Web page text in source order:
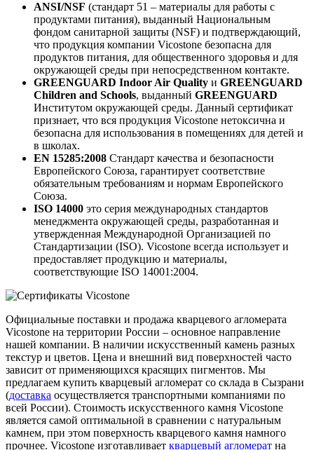
ANSI/NSF (стандарт 51 – материалы для работы с
продуктами питания), выданный Национальным
фондом санитарной защиты (NSF) и подтверждающий,
что продукция компании Vicostone безопасна для
продуктов питания, для общественного здоровья и для
окружающей среды при непосредственном контакте.
GREENGUARD Indoor Air Quality и GREENGUARD
Children and Schools, выданный GREENGUARD
Институтом окружающей среды. Данный сертификат
признает, что вся продукция Vicostone нетоксична и
безопасна для использования в помещениях для детей и
в школах.
EN 15285:2008 Стандарт качества и безопасности
Европейского Союза, гарантирует соответствие
обязательным требованиям и нормам Европейского
Союза.
ISO 14000 это серия международных стандартов
менеджмента окружающей среды, разработанная и
утвержденная Международной Организацией по
Стандартизации (ISO). Vicostone всегда использует и
предоставляет продукцию и материалы,
соответствующие ISO 14001:2004.
Официальные поставки и продажа кварцевого агломерата
Vicostone на территории России – основное направление
нашей компании. В наличии искусственный камень разных
текстур и цветов. Цена и внешний вид поверхностей часто
зависит от применяющихся красящих пигментов. Мы
предлагаем купить кварцевый агломерат со склада в Сызрани
(доставка осуществляется транспортными компаниями по
всей России). Стоимость искусственного камня Vicostone
является самой оптимальной в сравнении с натуральным
камнем, при этом поверхность кварцевого камня намного
прочнее. Vicostone изготавливает кварцевый агломерат на